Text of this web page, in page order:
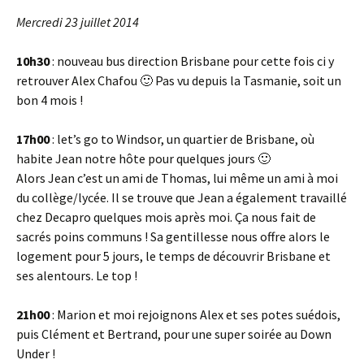
Mercredi 23 juillet 2014
10h30: nouveau bus direction Brisbane pour cette fois ci y
retrouver Alex Chafou 🙂 Pas vu depuis la Tasmanie, soit un
bon 4 mois !
17h00: let’s go to Windsor, un quartier de Brisbane, où
habite Jean notre hôte pour quelques jours 🙂
Alors Jean c’est un ami de Thomas, lui même un ami à moi
du collège/lycée. Il se trouve que Jean a également travaillé
chez Decapro quelques mois après moi. Ça nous fait de
sacrés poins communs ! Sa gentillesse nous offre alors le
logement pour 5 jours, le temps de découvrir Brisbane et
ses alentours. Le top !
21h00: Marion et moi rejoignons Alex et ses potes suédois,
puis Clément et Bertrand, pour une super soirée au Down
Under !